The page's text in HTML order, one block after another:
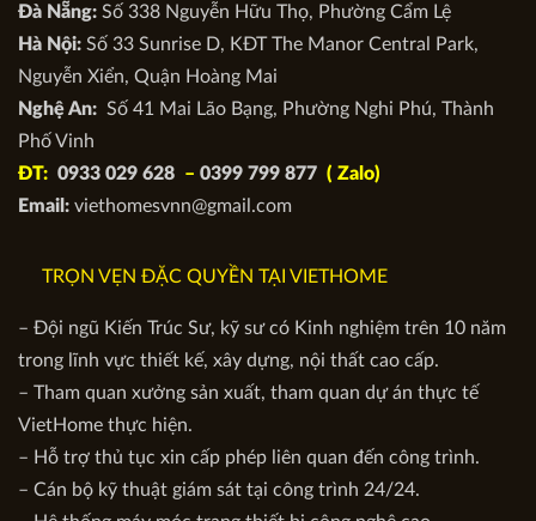
Đà Nẵng: Số 338 Nguyễn Hữu Thọ, Phường Cẩm Lệ
Hà Nội: Số 33 Sunrise D, KĐT The Manor Central Park,
Nguyễn Xiển, Quận Hoàng Mai
Nghệ An: Số 41 Mai Lão Bạng, Phường Nghi Phú, Thành
Phố Vinh
ĐT: 0933 029 628 – 0399 799 877 ( Zalo)
Email: viethomesvnn@gmail.com
TRỌN VẸN ĐẶC QUYỀN TẠI VIETHOME
– Đội ngũ Kiến Trúc Sư, kỹ sư có Kinh nghiệm trên 10 năm
trong lĩnh vực thiết kế, xây dựng, nội thất cao cấp.
– Tham quan xưởng sản xuất, tham quan dự án thực tế
VietHome thực hiện.
– Hỗ trợ thủ tục xin cấp phép liên quan đến công trình.
– Cán bộ kỹ thuật giám sát tại công trình 24/24.